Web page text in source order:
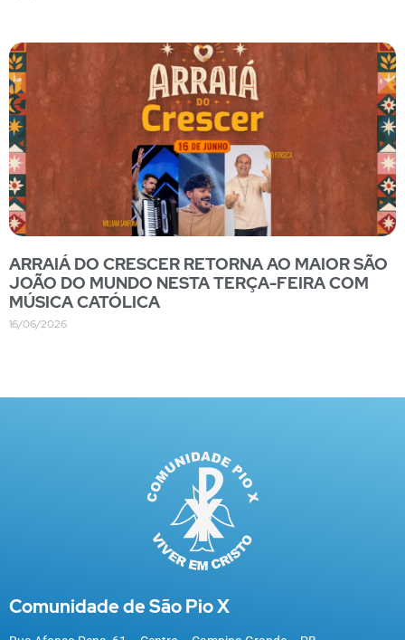
ARRAIÁ DO CRESCER RETORNA AO MAIOR SÃO
JOÃO DO MUNDO NESTA TERÇA-FEIRA COM
MÚSICA CATÓLICA
16/06/2026
Comunidade de São Pio X